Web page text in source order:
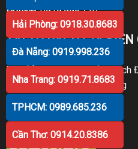
Hotline: 0919.998.236
TẠI TP RẠCH GIÁ KIÊN
Địa chỉ:P30 Căn 07 Trần Bạch
Hòa, TP. Rạch Giá, Kiên Giang
Hotline: 0919.998.236
Hải Phòng: 0918.30.8683
Đà Nẵng: 0919.998.236
Nha Trang: 0919.71.8683
TPHCM: 0989.685.236
Cần Thơ: 0914.20.8386